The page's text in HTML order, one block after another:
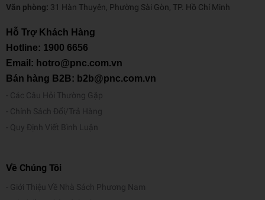
Văn phòng: 31 Hàn Thuyên, Phường Sài Gòn, TP. Hồ Chí Minh
Hỗ Trợ Khách Hàng
Hotline: 1900 6656
Email: hotro@pnc.com.vn
Bán hàng B2B: b2b@pnc.com.vn
Các Câu Hỏi Thường Gặp
Chính Sách Đổi/Trả Hàng
Quy Định Viết Bình Luận
Về Chúng Tôi
Giới Thiệu Về Nhà Sách Phương Nam